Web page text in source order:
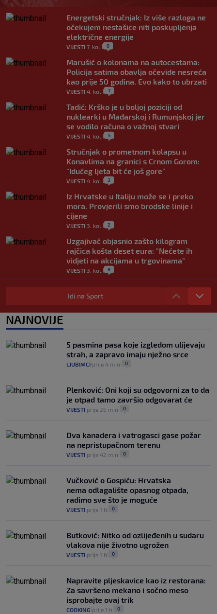
Energetski stručnjak: Iz više razloga ne
očekujem nestašice niti poskupljenja
električne energije
VIJESTI 7. kol. 0
Marušić o kolonama na autocestama:
Policija satima obavlja očevide nesreća
kao prije 50 godina. Evo kako to ubrzati
VIJESTI 4. kol. 7
Tadić: Krško je u boljoj poziciji od
nuklearki u Mađarskoj i Rumunjskoj jer
se vodilo računa o važnoj stvari
VIJESTI 4. kol. 5
Stručnjak o prometnom kolapsu u
Konavlima na granici s Crnom Gorom:
"Idućeg ljeta bit će još gore"
VIJESTI 4. kol. 3
Iz Hrvatske u Italiju može se i preko
mora. Provjerili smo brodske linije i
cijene
VIJESTI 3. kol. 2
Uzgajivač objasnio zašto kilogram
rajčica košta deset eura: "Nećete ih
vidjeti na akcijama u trgovinama"
VIJESTI 3. kol. 8
Selidba je jedno od stresnijih iskustava.
Evo aktualnih cijena i nekoliko savjeta
0
automobilom na Hvar iz Zagreba, a
koliko iz Osijeka
| 14
Idi na Sport
NAJNOVIJE
5 pasmina pasa koje izgledom ulijevaju
strah, a zapravo imaju nježno srce
LJUBIMCI prije 4 min 0
Plenković: Oni koji su odgovorni za to da
je otpad tamo završio odgovarat će
VIJESTI prije 26 min 0
Dva kanadera i vatrogasci gase požar
na nepristupačnom terenu
VIJESTI prije 42 min 0
Vučković o Gospiću: Hrvatska
nema odlagalište opasnog otpada,
radimo sve što je moguće
VIJESTI prije 1 h 0
Butković: Nitko od ozlijeđenih u sudaru
vlakova nije životno ugrožen
VIJESTI prije 1 h 0
Napravite pljeskavice kao iz restorana:
Za savršeno mekano i sočno meso
isprobajte ovaj trik
COOKING prije 1 h 0